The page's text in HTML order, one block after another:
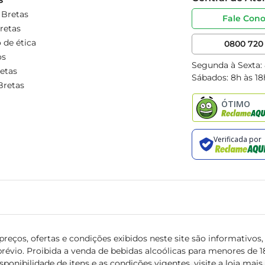
de ética
Fale
0800 720
Segunda à
Sábados: 8h às
ofertas e condições exibidos neste site são
Proibida a venda de bebidas alcoólicas para menores de